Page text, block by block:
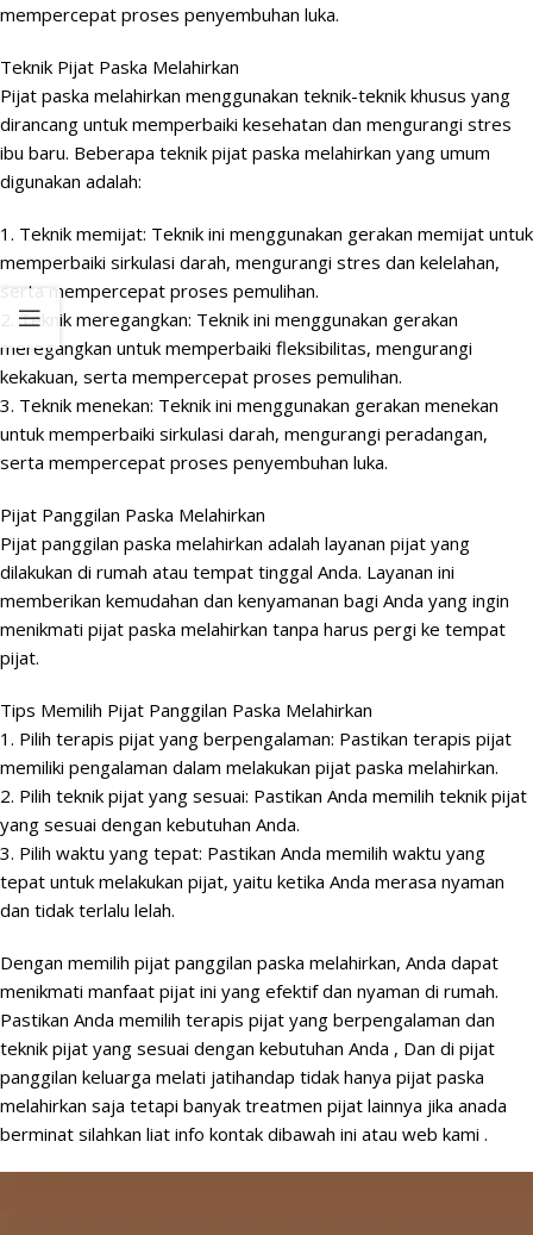
mempercepat proses penyembuhan luka.
Teknik Pijat Paska Melahirkan
Pijat paska melahirkan menggunakan teknik-teknik khusus yang
dirancang untuk memperbaiki kesehatan dan mengurangi stres
ibu baru. Beberapa teknik pijat paska melahirkan yang umum
digunakan adalah:
1. Teknik memijat: Teknik ini menggunakan gerakan memijat untuk
memperbaiki sirkulasi darah, mengurangi stres dan kelelahan,
serta mempercepat proses pemulihan.
2. Teknik meregangkan: Teknik ini menggunakan gerakan
meregangkan untuk memperbaiki fleksibilitas, mengurangi
kekakuan, serta mempercepat proses pemulihan.
3. Teknik menekan: Teknik ini menggunakan gerakan menekan
untuk memperbaiki sirkulasi darah, mengurangi peradangan,
serta mempercepat proses penyembuhan luka.
Pijat Panggilan Paska Melahirkan
Pijat panggilan paska melahirkan adalah layanan pijat yang
dilakukan di rumah atau tempat tinggal Anda. Layanan ini
memberikan kemudahan dan kenyamanan bagi Anda yang ingin
menikmati pijat paska melahirkan tanpa harus pergi ke tempat
pijat.
Tips Memilih Pijat Panggilan Paska Melahirkan
1. Pilih terapis pijat yang berpengalaman: Pastikan terapis pijat
memiliki pengalaman dalam melakukan pijat paska melahirkan.
2. Pilih teknik pijat yang sesuai: Pastikan Anda memilih teknik pijat
yang sesuai dengan kebutuhan Anda.
3. Pilih waktu yang tepat: Pastikan Anda memilih waktu yang
tepat untuk melakukan pijat, yaitu ketika Anda merasa nyaman
dan tidak terlalu lelah.
Dengan memilih pijat panggilan paska melahirkan, Anda dapat
menikmati manfaat pijat ini yang efektif dan nyaman di rumah.
Pastikan Anda memilih terapis pijat yang berpengalaman dan
teknik pijat yang sesuai dengan kebutuhan Anda , Dan di pijat
panggilan keluarga melati jatihandap tidak hanya pijat paska
melahirkan saja tetapi banyak treatmen pijat lainnya jika anada
berminat silahkan liat info kontak dibawah ini atau web kami .